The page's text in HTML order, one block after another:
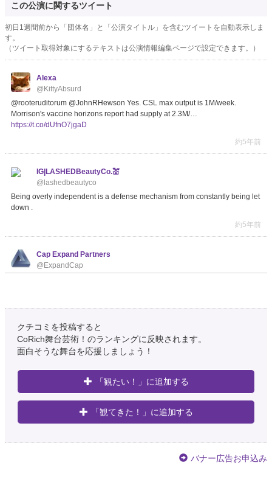
この公演に関するツイート
初日1週間前から「団体名」と「公演タイトル」を含むツイートを自動表示しま
す。
（ツイート取得対象にするテキストは公演情報編集ページで設定できます。）
Alexa
@KittyAbsurd
@rooteruditorum @JohnRHewson Yes. CSL max output is 1M/week.
Morrison's vaccine horizons report had supply at 2.3M/…
https://t.co/dUfnO7jgaD
約5年前
IG|LASHEDBeautyCo.💒
@lashedbeautyco
Being overly independent is a defense mechanism from constantly being let
down .
約5年前
Cap Expand Partners
@ExpandCap
約5年前
Oupa Khalanga Baloyi
@OupaBaloyi7
don't get to make demands, developers ar…https://t.co/SuACD9yoUP
約5年前
クチコミを投稿すると
CoRich舞台芸術！のランキングに反映されます。
面白そうな舞台を応援しましょう！
「観たい！」に追加する
「観てきた！」に追加する
バナー広告お申込み